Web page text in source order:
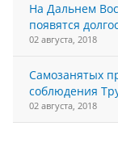
На Дальнем
появятся
02 августа, 2018
Самозанятых
соблюдения
02 августа, 2018